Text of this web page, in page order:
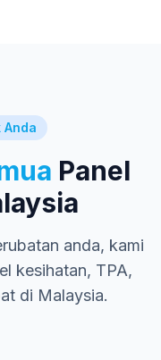
Anda
Panel
anda, kami
kesihatan, TPA,
di Malaysia.